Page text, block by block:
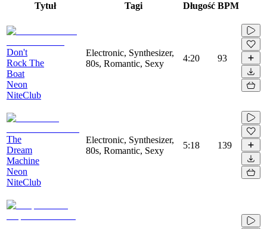
Tytuł Tagi Długość BPM
Don't
Rock The
Boat
Neon
NiteClub
Electronic, Synthesizer,
80s, Romantic, Sexy
4:20 93
The
Dream
Machine
Neon
NiteClub
Electronic, Synthesizer,
80s, Romantic, Sexy
5:18 139